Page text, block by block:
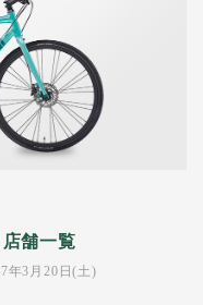
舗一覧
年3月20日(土)